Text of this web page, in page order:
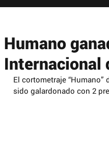
Humano
Internacional
El cortometraje
sido galardonado con 2